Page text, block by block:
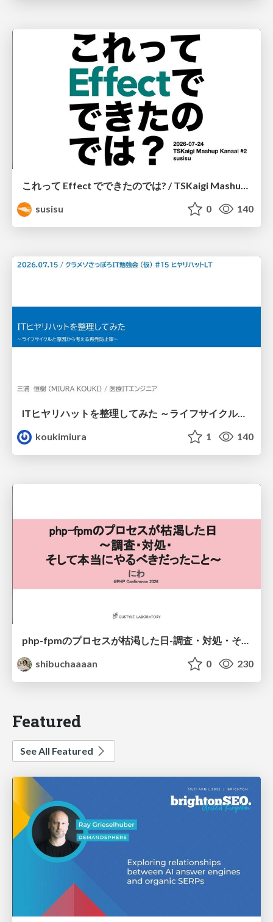
これって Effect でできたのでは? / TSKaigi Mashup Kansai #2
susisu
0 140
ITヒヤリハットを整理してみた ～ライフサイクルと原因から考える再発防止策～
koukimiura
1 140
php-fpmのプロセスが枯渇した日-調査・対処・そして本当にやるべきだったこと-
shibuchaaaan
0 230
Featured
See All Featured